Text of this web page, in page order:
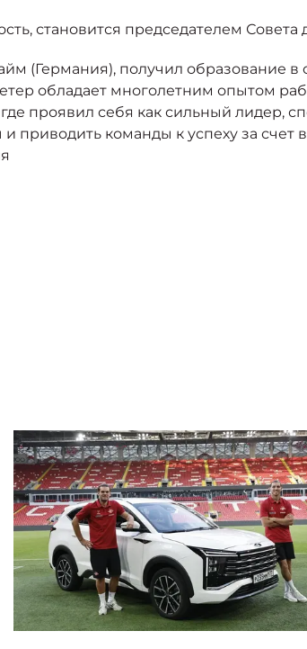
становится председателем
(Германия), получил образование
обладает многолетним опытом
проявил себя как сильный лидер,
приводить команды к успеху за